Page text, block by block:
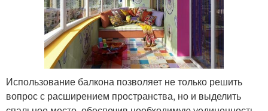
Использование балкона позволяет не только решить
вопрос с расширением пространства, но и выделить